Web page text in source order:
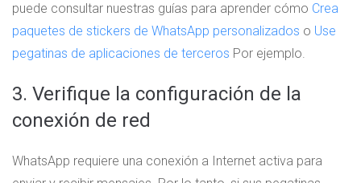
puede consultar nuestras guías para aprender cómo Crea
paquetes de stickers de WhatsApp personalizados o Use
pegatinas de aplicaciones de terceros Por ejemplo.
3. Verifique la configuración de la
conexión de red
WhatsApp requiere una conexión a Internet activa para